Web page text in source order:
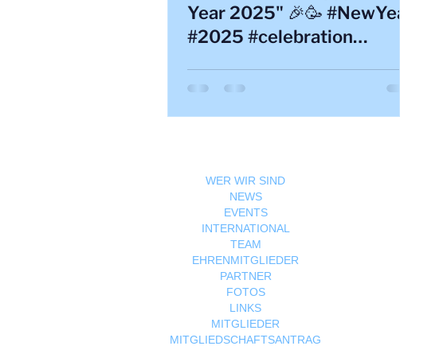
Year 2025" 🎉🥳 #NewYear
#2025 #celebration
WER WIR SIND
NEWS
EVENTS
INTERNATIONAL
TEAM
EHRENMITGLIEDER
PARTNER
FOTOS
LINKS
MITGLIEDER
MITGLIEDSCHAFTSANTRAG